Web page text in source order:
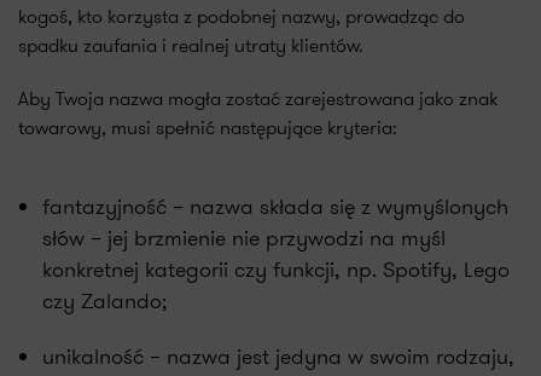
kogoś, kto korzysta z podobnej nazwy, prowadząc do
spadku zaufania i realnej utraty klientów.
Aby Twoja nazwa mogła zostać zarejestrowana jako znak
towarowy, musi spełnić następujące kryteria:
fantazyjność – nazwa składa się z wymyślonych
słów – jej brzmienie nie przywodzi na myśl
konkretnej kategorii czy funkcji, np. Spotify, Lego
czy Zalando;
unikalność – nazwa jest jedyna w swoim rodzaju,